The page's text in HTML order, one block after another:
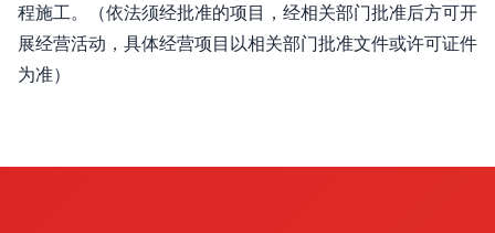
程施工。（依法须经批准的项目，经相关部门批准后方可开
展经营活动，具体经营项目以相关部门批准文件或许可证件
为准）